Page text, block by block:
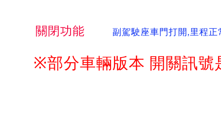
關閉功能 副駕駛座車門打開,里程正
※部分車輛版本 開關訊號